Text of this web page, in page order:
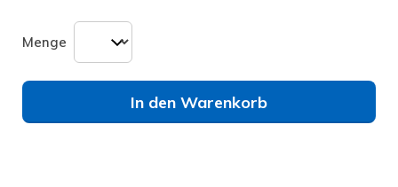
Menge
In den Warenkorb